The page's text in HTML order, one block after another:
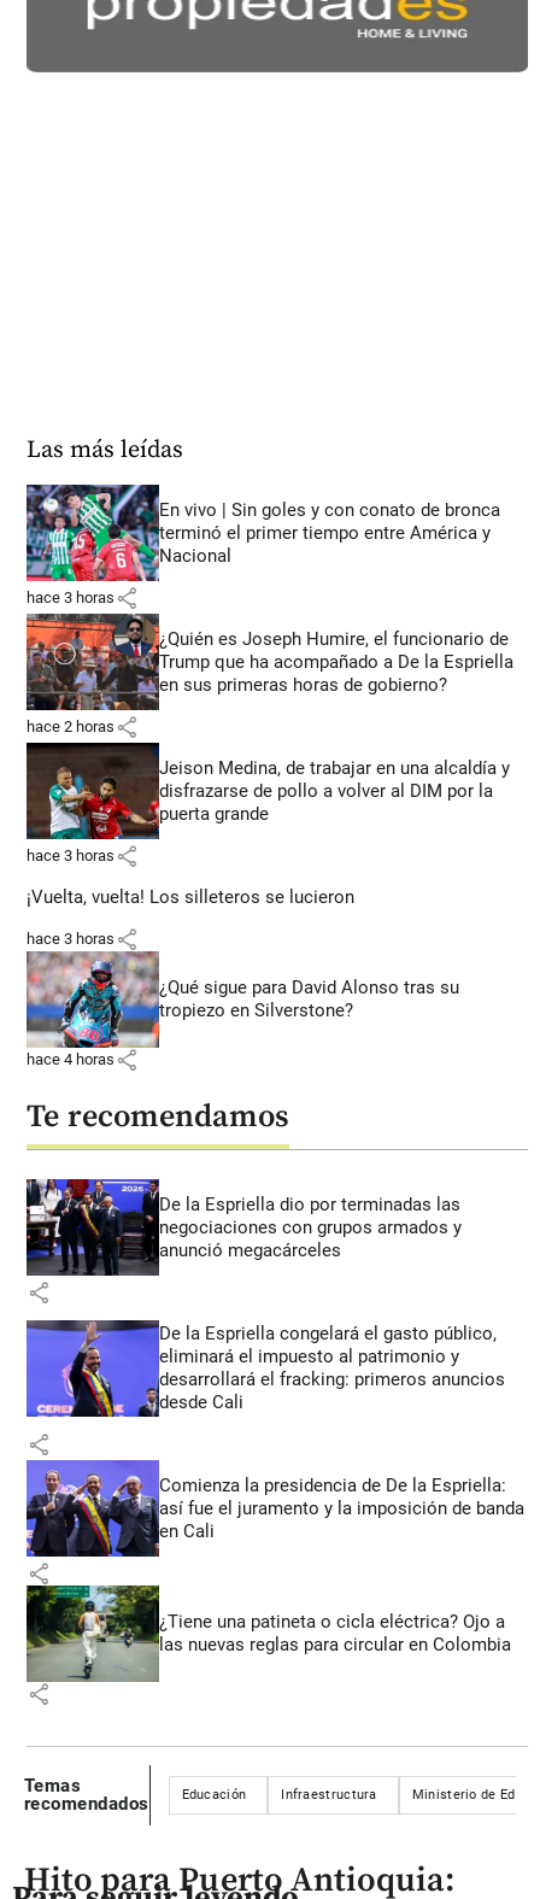
Las más leídas
En vivo | Sin goles y con conato de bronca
terminó el primer tiempo entre América y
Nacional
hace 3 horas share
¿Quién es Joseph Humire, el funcionario de
Trump que ha acompañado a De la Espriella
en sus primeras horas de gobierno?
hace 2 horas share
Jeison Medina, de trabajar en una alcaldía y
disfrazarse de pollo a volver al DIM por la
puerta grande
hace 3 horas share
¡Vuelta, vuelta! Los silleteros se lucieron
hace 3 horas share
¿Qué sigue para David Alonso tras su
tropiezo en Silverstone?
hace 4 horas share
Te recomendamos
De la Espriella dio por terminadas las
negociaciones con grupos armados y
anunció megacárceles
share
De la Espriella congelará el gasto público,
eliminará el impuesto al patrimonio y
desarrollará el fracking: primeros anuncios
desde Cali
share
Comienza la presidencia de De la Espriella:
así fue el juramento y la imposición de banda
en Cali
share
¿Tiene una patineta o cicla eléctrica? Ojo a
las nuevas reglas para circular en Colombia
share
Temas
recomendados
Educación Infraestructura Ministerio de
Hito para Puerto Antioquia: